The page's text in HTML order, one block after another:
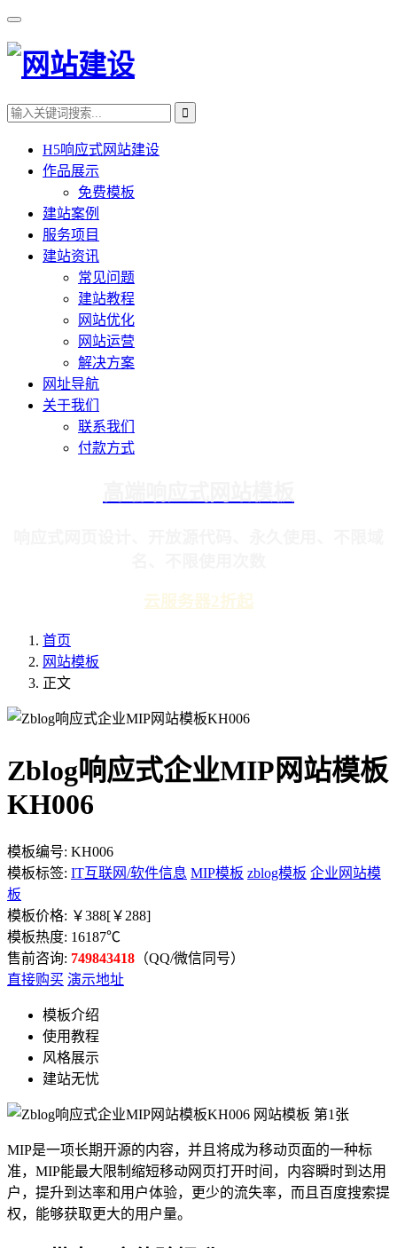
H5响应式网站建设
作品展示
免费模板
建站案例
服务项目
建站资讯
常见问题
建站教程
网站优化
网站运营
解决方案
网址导航
关于我们
联系我们
付款方式
云服务器2折起
首页
网站模板
正文
Zblog响应式企业MIP网站模板
KH006
模板编号: KH006
模板标签: IT互联网/软件信息 MIP模板 zblog模板 企业网站模
板
模板价格: ￥388[￥288]
模板热度: 16187℃
售前咨询: 749843418 （QQ/微信同号）
直接购买 演示地址
模板介绍
使用教程
风格展示
建站无忧
MIP是一项长期开源的内容，并且将成为移动页面的一种标
准，MIP能最大限制缩短移动网页打开时间，内容瞬时到达用
户，提升到达率和用户体验，更少的流失率，而且百度搜索提
权，能够获取更大的用户量。